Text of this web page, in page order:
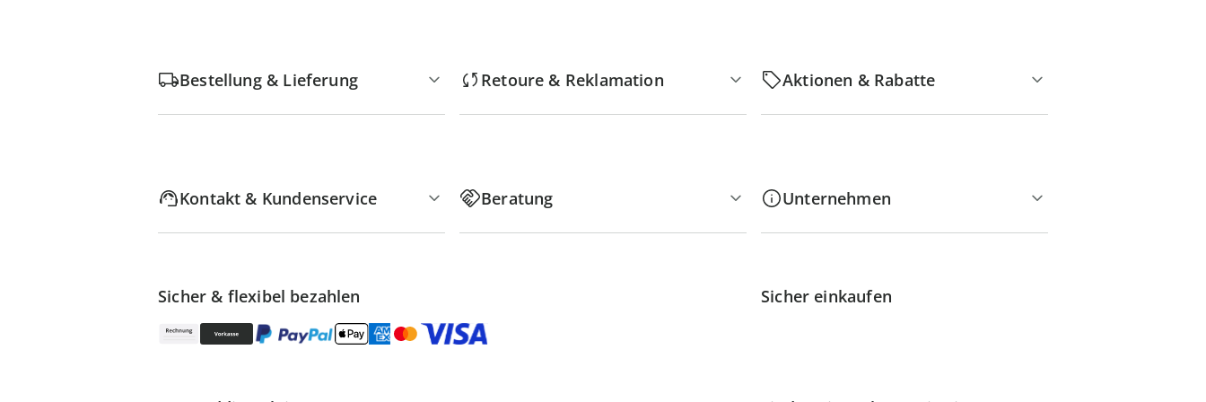
Bestellung & Lieferung Retoure & Reklamation Aktionen & Rabatte
Kontakt & Kundenservice Beratung Unternehmen
Sicher & flexibel bezahlen Sicher einkaufen